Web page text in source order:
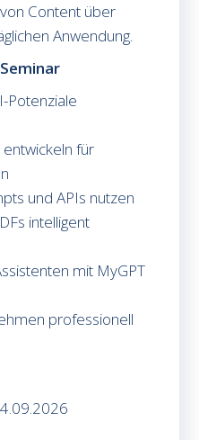
Content über
Anwendung.
Potenziale
für
und APIs nutzen
intelligent
mit MyGPT
professionell